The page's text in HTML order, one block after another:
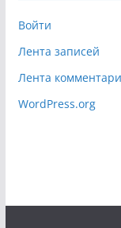
Войти
Лента записей
Лента
WordPress.org